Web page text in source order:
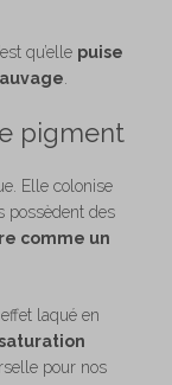
qu’elle puise
pigment
Elle colonise
possèdent des
comme un
laqué en
pour nos